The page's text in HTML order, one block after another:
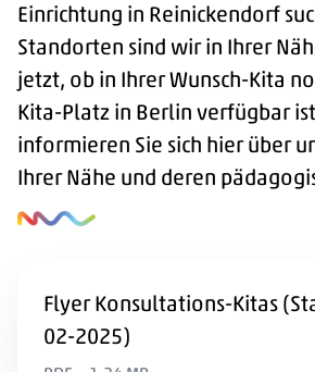
Einrichtung in Reinickendorf
Standorten sind wir in Ihrer
jetzt, ob in Ihrer Wunsch-Kita
Kita-Platz in Berlin verfügbar
informieren Sie sich hier über
Ihrer Nähe und deren
Flyer Konsultations-Kitas
02-2025)